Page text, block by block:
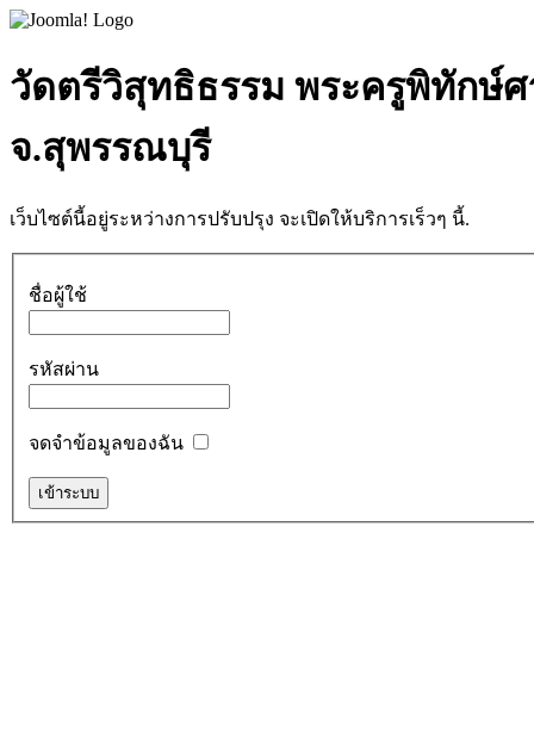
วัดตรีวิสุทธิธรรม พระครูพิทักษ์
จ.สุพรรณบุรี
เว็บไซต์นี้อยู่ระหว่างการปรับปรุง จะเปิดให้บริการเร็วๆ นี้.
ชื่อผู้ใช้
รหัสผ่าน
จดจำข้อมูลของฉัน